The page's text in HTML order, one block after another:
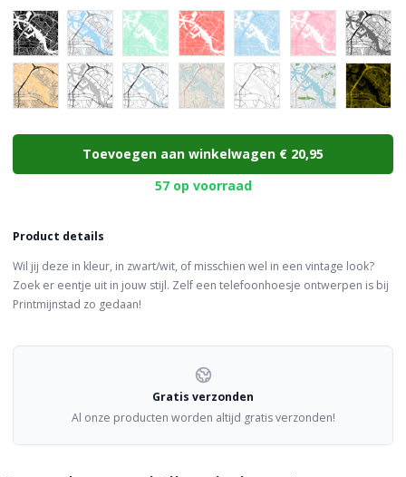
Choose a color
Toevoegen aan winkelwagen € 20,95
57 op voorraad
Product details
Wil jij deze in kleur, in zwart/wit, of misschien wel in een vintage look?
Zoek er eentje uit in jouw stijl. Zelf een telefoonhoesje ontwerpen is bij
Printmijnstad zo gedaan!
Gratis verzonden
Al onze producten worden altijd gratis verzonden!